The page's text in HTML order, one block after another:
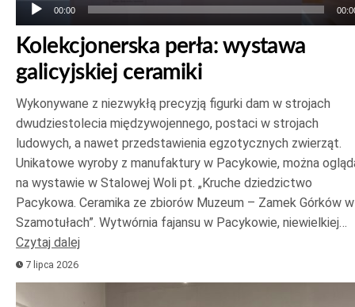
00:00
Kolekcjonerska perła: wystawa
galicyjskiej ceramiki
Wykonywane z niezwykłą precyzją figurki dam w strojach
dwudziestolecia międzywojennego, postaci w strojach
ludowych, a nawet przedstawienia egzotycznych zwierząt.
Unikatowe wyroby z manufaktury w Pacykowie, można
na wystawie w Stalowej Woli pt. „Kruche dziedzictwo
Pacykowa. Ceramika ze zbiorów Muzeum – Zamek Górków w
Szamotułach”. Wytwórnia fajansu w Pacykowie, niewielkiej…
Czytaj dalej
7 lipca 2026